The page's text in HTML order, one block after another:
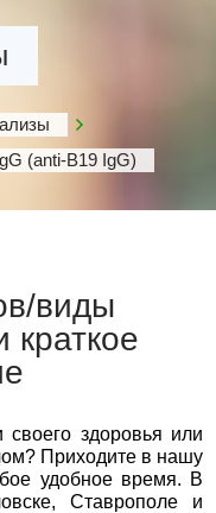
(anti-B19 IgG)
виды
краткое
здоровья или
Приходите в нашу
удобное время. В
Ставрополе и